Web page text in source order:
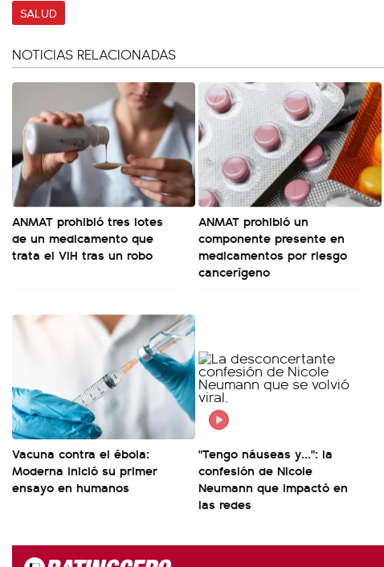
SALUD
NOTICIAS RELACIONADAS
ANMAT prohibió tres lotes
de un medicamento que
trata el VIH tras un robo
ANMAT prohibió un
componente presente en
medicamentos por riesgo
cancerígeno
Vacuna contra el ébola:
Moderna inició su primer
ensayo en humanos
"Tengo náuseas y...": la
confesión de Nicole
Neumann que impactó en
las redes